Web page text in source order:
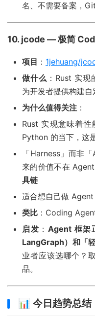
名、不需要备案，
10. jcode — 极简
项目 ： 1jehuang/
做什么 ：Rust 实
为开发者提供构建
为什么值得关注 ：
Rust 实现意味着
Python 的当下，这
「Harness」而非
来的价值不在
具链
适合想自己做
类比 ：Coding
启发 ：Agent 框架
LangGraph）和「
业者应该选哪个？
品。
📊 今日趋势总结